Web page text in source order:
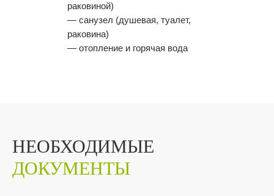
раковиной)
— санузел (душевая, туалет,
раковина)
— отопление и горячая вода
НЕОБХОДИМЫЕ
ДОКУМЕНТЫ